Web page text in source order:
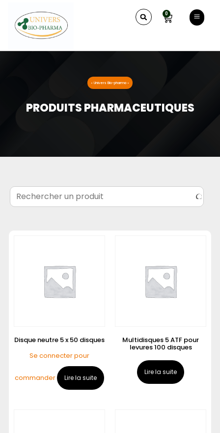
0
• Univers Bio-pharma •
PRODUITS PHARMACEUTIQUES
Disque neutre 5 x 50 disques
Se connecter pour
commander Lire la suite
Multidisques 5 ATF pour
levures 100 disques
Lire la suite